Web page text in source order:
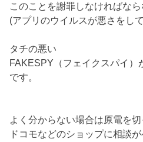
このことを謝罪しなければなら
(アプリのウイルスが悪さをし
タチの悪い
FAKESPY（フェイクスパイ）
です。
よく分からない場合は原電を切
ドコモなどのショップに相談